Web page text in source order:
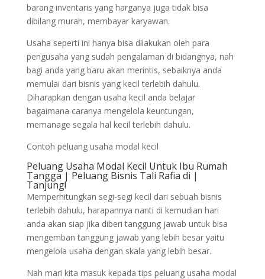
barang inventaris yang harganya juga tidak bisa
dibilang murah, membayar karyawan.
Usaha seperti ini hanya bisa dilakukan oleh para
pengusaha yang sudah pengalaman di bidangnya, nah
bagi anda yang baru akan merintis, sebaiknya anda
memulai dari bisnis yang kecil terlebih dahulu.
Diharapkan dengan usaha kecil anda belajar
bagaimana caranya mengelola keuntungan,
memanage segala hal kecil terlebih dahulu.
Contoh peluang usaha modal kecil
Peluang Usaha Modal Kecil Untuk Ibu Rumah
Tangga | Peluang Bisnis Tali Rafia di |
Tanjung!
Memperhitungkan segi-segi kecil dari sebuah bisnis
terlebih dahulu, harapannya nanti di kemudian hari
anda akan siap jika diberi tanggung jawab untuk bisa
mengemban tanggung jawab yang lebih besar yaitu
mengelola usaha dengan skala yang lebih besar.
Nah mari kita masuk kepada tips peluang usaha modal